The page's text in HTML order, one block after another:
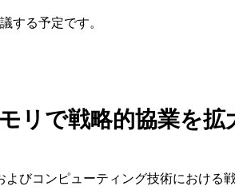
する予定です。
リで戦略的協業を拡
びコンピューティング技術における